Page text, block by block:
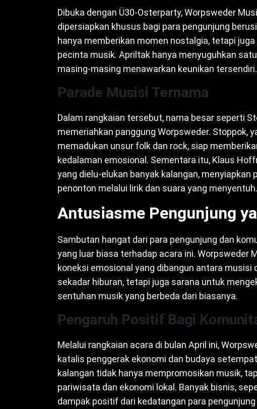
Dibuka dengan Ü30-Osterparty, Worpsweder
dipersiapkan khusus bagi para pengunjung
hanya memberikan momen nostalgia, tetapi
pecinta musik. Apriltak hanya menyuguhkan
masing-masing menawarkan keunikan tersendiri.
Parade Musisi Ternama
Dalam rangkaian tersebut, nama besar seperti
memeriahkan panggung Worpsweder. Stoppok,
memadukan unsur folk dan rock, siap
kedalaman emosional. Sementara itu, Klaus
yang dielu-elukan banyak kalangan,
penonton melalui lirik dan suara yang menyentuh.
Antusiasme Pengunjung
Sambutan hangat dari para pengunjung dan
yang luar biasa terhadap acara ini. Worpsweder
koneksi emosional yang dibangun antara musisi
sekadar hiburan, tetapi juga sarana untuk
sentuhan musik yang berbeda dari biasanya.
Pengaruh Positif Bagi
Melalui rangkaian acara di bulan April ini,
katalis penggerak ekonomi dan budaya
kalangan tidak hanya mempromosikan musik,
pariwisata dan ekonomi lokal. Banyak bisnis,
dampak positif dari kedatangan para